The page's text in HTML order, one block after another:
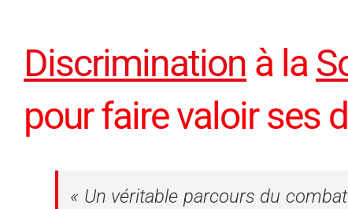
Discrimination à la
pour faire valoir ses
« Un véritable parcours du